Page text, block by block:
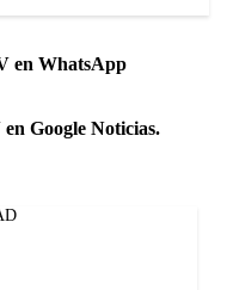
en WhatsApp
Google Noticias.